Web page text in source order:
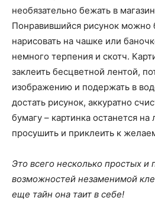
необязательно бежать в
Понравившийся рисунок можно
нарисовать на чашке или
немного терпения и скотч.
заклеить бесцветной лентой,
изображению и подержать в
достать рисунок, аккуратно
бумагу – картинка останется
просушить и приклеить к
Это всего несколько простых и
возможностей незаменимой
еще тайн она таит в себе!